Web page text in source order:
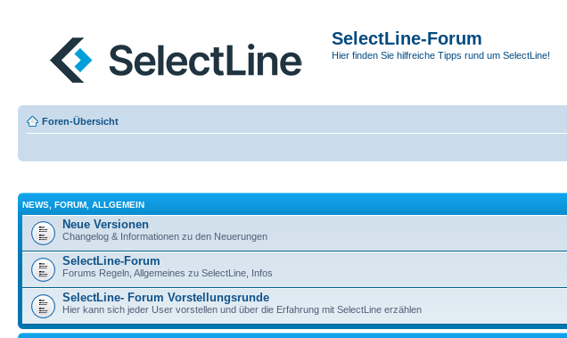
SelectLine-Forum
Hier finden Sie hilfreiche Tipps rund um SelectLine!
Foren-Übersicht
NEWS, FORUM, ALLGEMEIN
Neue Versionen
Changelog & Informationen zu den Neuerungen
SelectLine-Forum
Forums Regeln, Allgemeines zu SelectLine, Infos
SelectLine- Forum Vorstellungsrunde
Hier kann sich jeder User vorstellen und über die Erfahrung mit SelectLine erzählen